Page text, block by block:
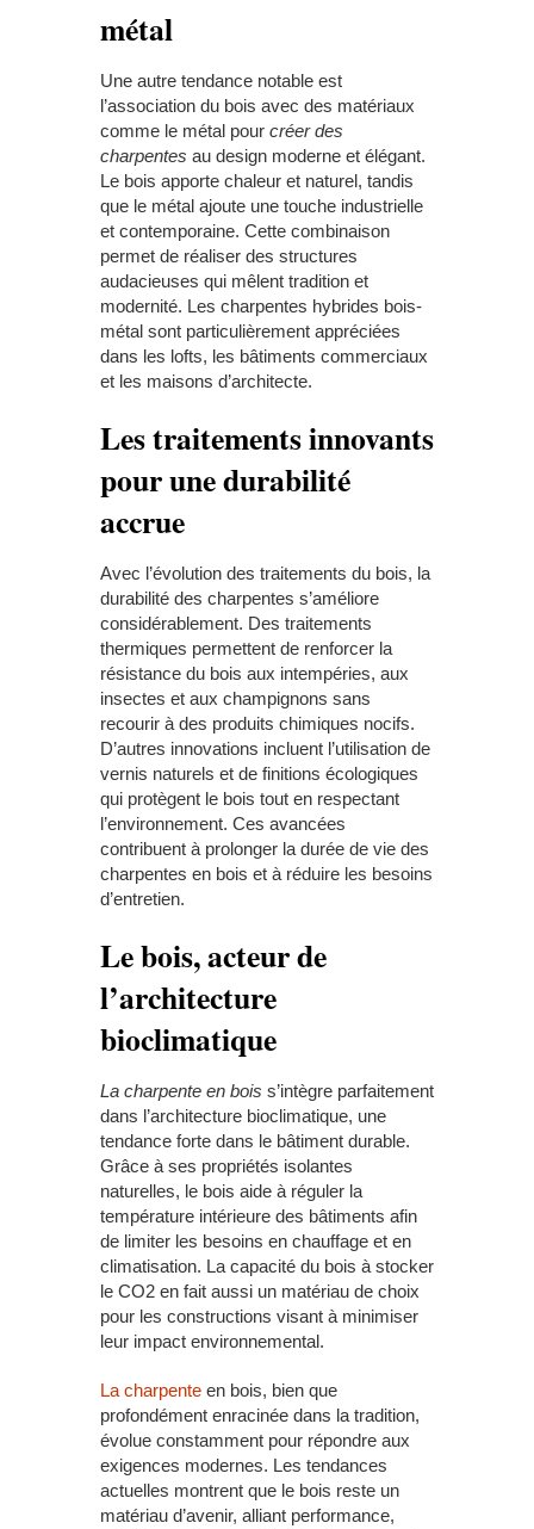
métal
Une autre tendance notable est
l’association du bois avec des matériaux
comme le métal pour créer des
charpentes au design moderne et élégant.
Le bois apporte chaleur et naturel, tandis
que le métal ajoute une touche industrielle
et contemporaine. Cette combinaison
permet de réaliser des structures
audacieuses qui mêlent tradition et
modernité. Les charpentes hybrides bois-
métal sont particulièrement appréciées
dans les lofts, les bâtiments commerciaux
et les maisons d’architecte.
Les traitements innovants
pour une durabilité
accrue
Avec l’évolution des traitements du bois, la
durabilité des charpentes s’améliore
considérablement. Des traitements
thermiques permettent de renforcer la
résistance du bois aux intempéries, aux
insectes et aux champignons sans
recourir à des produits chimiques nocifs.
D’autres innovations incluent l’utilisation de
vernis naturels et de finitions écologiques
qui protègent le bois tout en respectant
l’environnement. Ces avancées
contribuent à prolonger la durée de vie des
charpentes en bois et à réduire les besoins
d’entretien.
Le bois, acteur de
l’architecture
bioclimatique
La charpente en bois s’intègre parfaitement
dans l’architecture bioclimatique, une
tendance forte dans le bâtiment durable.
Grâce à ses propriétés isolantes
naturelles, le bois aide à réguler la
température intérieure des bâtiments afin
de limiter les besoins en chauffage et en
climatisation. La capacité du bois à stocker
le CO2 en fait aussi un matériau de choix
pour les constructions visant à minimiser
leur impact environnemental.
La charpente en bois, bien que
profondément enracinée dans la tradition,
évolue constamment pour répondre aux
exigences modernes. Les tendances
actuelles montrent que le bois reste un
matériau d’avenir, alliant performance,